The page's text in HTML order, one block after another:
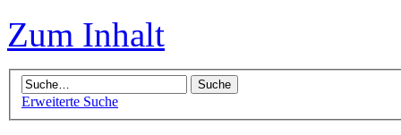
Zum Inhalt
Erweiterte Suche